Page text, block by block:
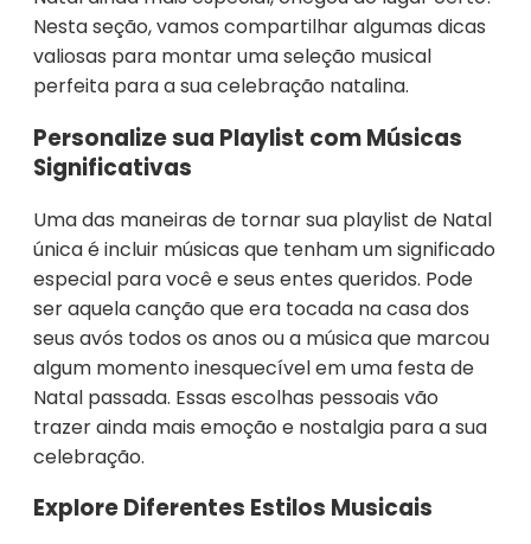
Nesta seção, vamos compartilhar algumas dicas
valiosas para montar uma seleção musical
perfeita para a sua celebração natalina.
Personalize sua Playlist com Músicas
Significativas
Uma das maneiras de tornar sua playlist de Natal
única é incluir músicas que tenham um significado
especial para você e seus entes queridos. Pode
ser aquela canção que era tocada na casa dos
seus avós todos os anos ou a música que marcou
algum momento inesquecível em uma festa de
Natal passada. Essas escolhas pessoais vão
trazer ainda mais emoção e nostalgia para a sua
celebração.
Explore Diferentes Estilos Musicais